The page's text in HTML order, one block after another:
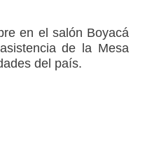
en el salón Boyacá
de la Mesa
del país.